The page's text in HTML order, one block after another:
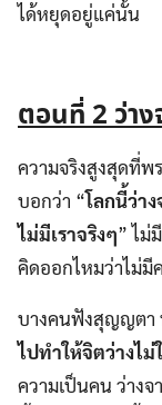
ได้หยุดอยู่แค่นั้น
ตอนที่2 ว่า
ความจริงสูงสุดที่
บอกว่า “โลกนี้ว่า
ไม่มีเราจริงๆ” ไม่
คิดออกไหมว่าไม่มี
บางคนฟังสุญญตา
ไปทำให้จิตว่างไม่
ความเป็นคน ว่าง